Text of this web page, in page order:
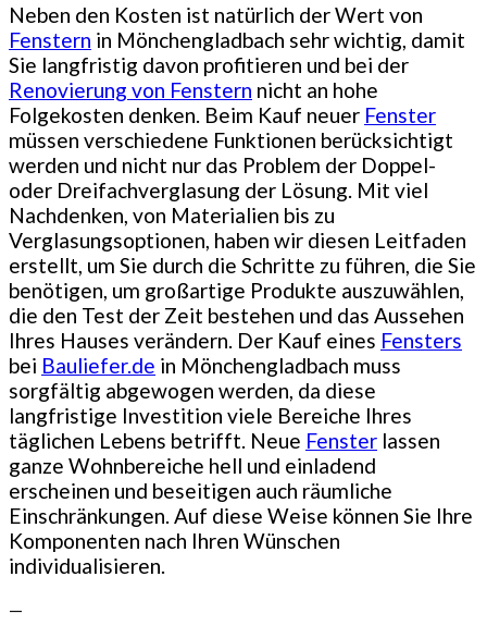
Neben den Kosten ist natürlich der Wert von
Fenstern in Mönchengladbach sehr wichtig, damit
Sie langfristig davon profitieren und bei der
Renovierung von Fenstern nicht an hohe
Folgekosten denken. Beim Kauf neuer Fenster
müssen verschiedene Funktionen berücksichtigt
werden und nicht nur das Problem der Doppel-
oder Dreifachverglasung der Lösung. Mit viel
Nachdenken, von Materialien bis zu
Verglasungsoptionen, haben wir diesen Leitfaden
erstellt, um Sie durch die Schritte zu führen, die Sie
benötigen, um großartige Produkte auszuwählen,
die den Test der Zeit bestehen und das Aussehen
Ihres Hauses verändern. Der Kauf eines Fensters
bei Bauliefer.de in Mönchengladbach muss
sorgfältig abgewogen werden, da diese
langfristige Investition viele Bereiche Ihres
täglichen Lebens betrifft. Neue Fenster lassen
ganze Wohnbereiche hell und einladend
erscheinen und beseitigen auch räumliche
Einschränkungen. Auf diese Weise können Sie Ihre
Komponenten nach Ihren Wünschen
individualisieren.
—